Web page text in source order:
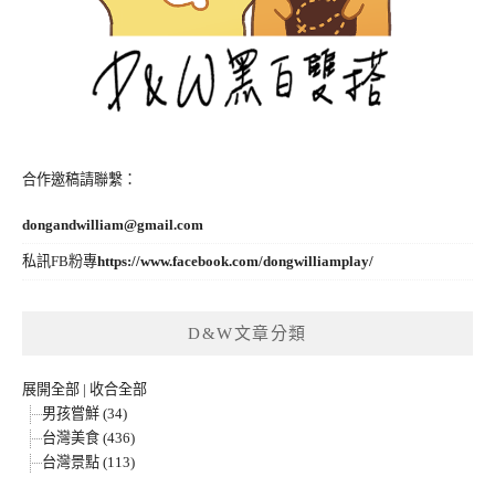
合作邀稿請聯繫：
dongandwilliam@gmail.com
私訊FB粉專https://www.facebook.com/dongwilliamplay/
D&W文章分類
展開全部 | 收合全部
男孩嘗鮮 (34)
台灣美食 (436)
台灣景點 (113)